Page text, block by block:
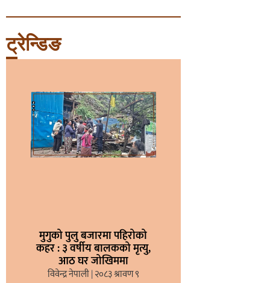
ट्रेन्डिङ
मुगुको पुलु बजारमा पहिरोको
कहर : ३ वर्षीय बालकको मृत्यु,
आठ घर जोखिममा
विवेन्द्र नेपाली २०८३ श्रावण ९